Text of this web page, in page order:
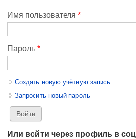
Имя пользователя*
Пароль *
Создать новую учётную запись
Запросить новый пароль
Или войти через профиль в